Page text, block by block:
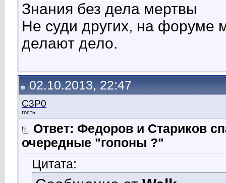
Знания без дела мертвы
Не суди других, на форуме
делают дело.
02.10.2013, 22:47
C3P0
гость
Ответ: Федоров и Стариков
очередные "гопоны ?"
Цитата: